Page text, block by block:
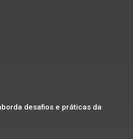
desafios e práticas da